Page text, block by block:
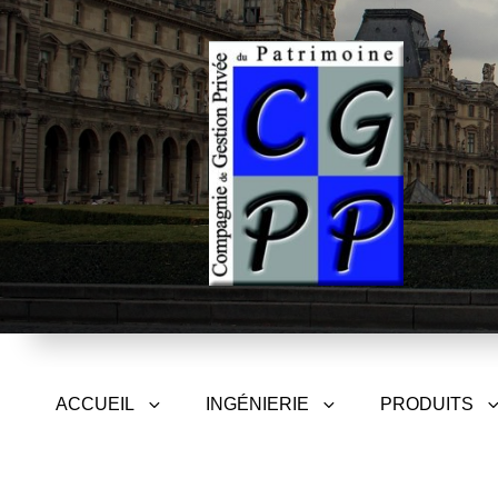
CGPP – Compagnie de
ACCUEIL INGÉNIERIE PRODUITS